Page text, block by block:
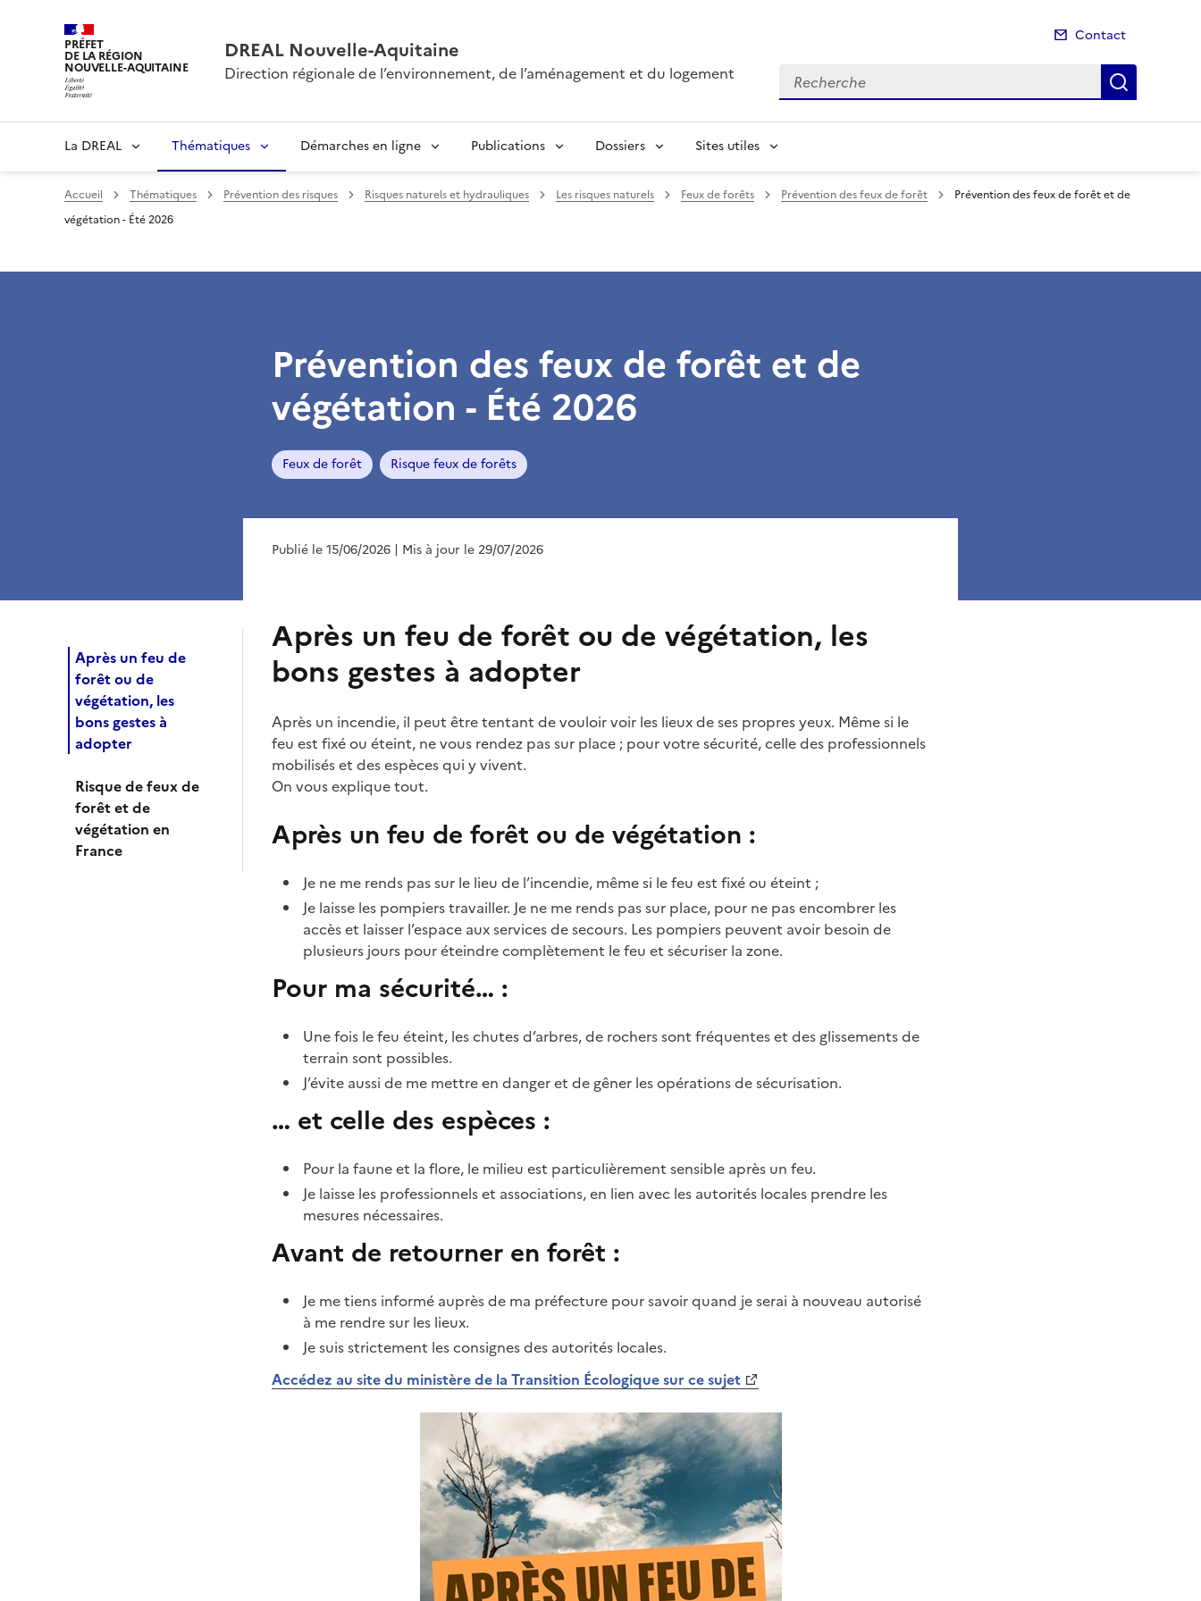
PRÉFET
DE LA RÉGION
NOUVELLE-AQUITAINE
DREAL Nouvelle-Aquitaine
Direction régionale de l’environnement, de l’aménagement et du logement
Contact
Recherche
La DREAL Thématiques Démarches en ligne Publications Dossiers Sites utiles
Accueil Thématiques Prévention des risques Risques naturels et hydrauliques Les risques naturels Feux de forêts Prévention des feux de forêt
Prévention des feux de forêt et de
végétation - Été 2026
Après un feu de
forêt ou de
végétation, les
bons gestes à
adopter
Risque de feux de
forêt et de
végétation en
France
Prévention des feux de forêt et de
végétation - Été 2026
Feux de forêt Risque feux de forêts
Publié le 15/06/2026 | Mis à jour le 29/07/2026
Après un feu de forêt ou de végétation, les
bons gestes à adopter
Après un incendie, il peut être tentant de vouloir voir les lieux de ses propres yeux. Même si le
feu est fixé ou éteint, ne vous rendez pas sur place ; pour votre sécurité, celle des professionnels
mobilisés et des espèces qui y vivent.
On vous explique tout.
Après un feu de forêt ou de végétation :
Je ne me rends pas sur le lieu de l’incendie, même si le feu est fixé ou éteint ;
Je laisse les pompiers travailler. Je ne me rends pas sur place, pour ne pas encombrer les
accès et laisser l’espace aux services de secours. Les pompiers peuvent avoir besoin de
plusieurs jours pour éteindre complètement le feu et sécuriser la zone.
Pour ma sécurité… :
Une fois le feu éteint, les chutes d’arbres, de rochers sont fréquentes et des glissements de
terrain sont possibles.
J’évite aussi de me mettre en danger et de gêner les opérations de sécurisation.
… et celle des espèces :
Pour la faune et la flore, le milieu est particulièrement sensible après un feu.
Je laisse les professionnels et associations, en lien avec les autorités locales prendre les
mesures nécessaires.
Avant de retourner en forêt :
Je me tiens informé auprès de ma préfecture pour savoir quand je serai à nouveau autorisé
à me rendre sur les lieux.
Je suis strictement les consignes des autorités locales.
Accédez au site du ministère de la Transition Écologique sur ce sujet